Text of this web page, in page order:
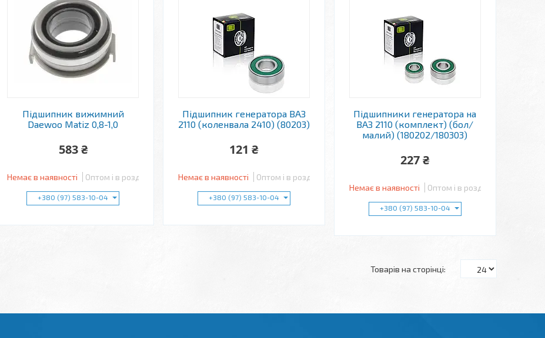
Підшипник вижимний
Daewoo Matiz 0,8-1,0
583 ₴
Немає в наявності Оптом і в роздріб
+380 (97) 583-10-04
Підшипник генератора ВАЗ
2110 (коленвала 2410) (80203)
121 ₴
Немає в наявності Оптом і в роздріб
+380 (97) 583-10-04
Підшипники генератора на
ВАЗ 2110 (комплект) (бол/
малий) (180202/180303)
227 ₴
Немає в наявності Оптом і в роздріб
+380 (97) 583-10-04